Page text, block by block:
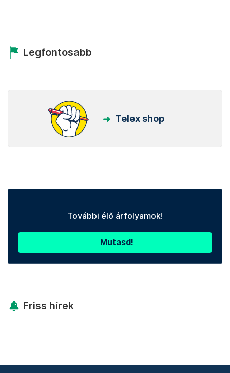
Legfontosabb
Telex shop
További élő árfolyamok!
Mutasd!
Friss hírek